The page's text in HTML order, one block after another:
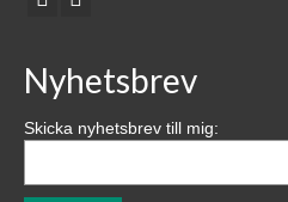
Nyhetsbrev
Skicka nyhetsbrev till mig: